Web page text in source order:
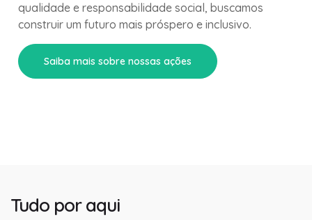
qualidade e responsabilidade social, buscamos
construir um futuro mais próspero e inclusivo.
Saiba mais sobre nossas ações
Tudo por aqui